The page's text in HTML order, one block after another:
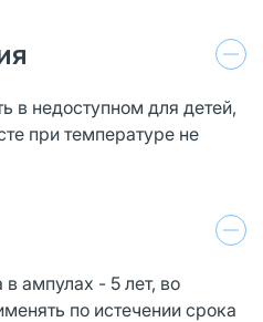
в недоступном для детей,
при температуре не
ампулах - 5 лет, во
по истечении срока